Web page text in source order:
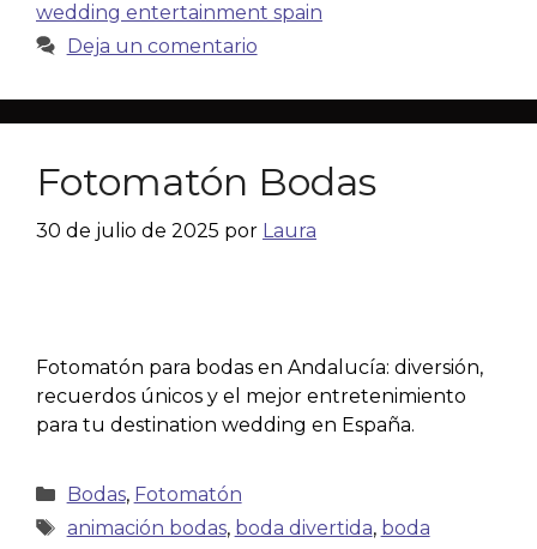
wedding entertainment spain
Deja un comentario
Fotomatón Bodas​
30 de julio de 2025 por Laura
Fotomatón para bodas en Andalucía: diversión,
recuerdos únicos y el mejor entretenimiento
para tu destination wedding en España.
Bodas, Fotomatón
animación bodas, boda divertida, boda